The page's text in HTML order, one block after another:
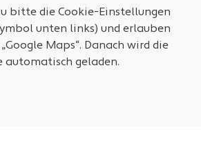
bitte die Cookie-Einstellungen
unten links) und erlauben
Maps“. Danach wird die
automatisch geladen.